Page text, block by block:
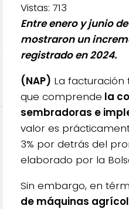
Vistas: 713
Entre enero y junio
mostraron un
registrado en 2024.
(NAP) La
que comprende la
sembradoras e
valor es
3% por detrás del
elaborado por la
Sin embargo, en
de máquinas